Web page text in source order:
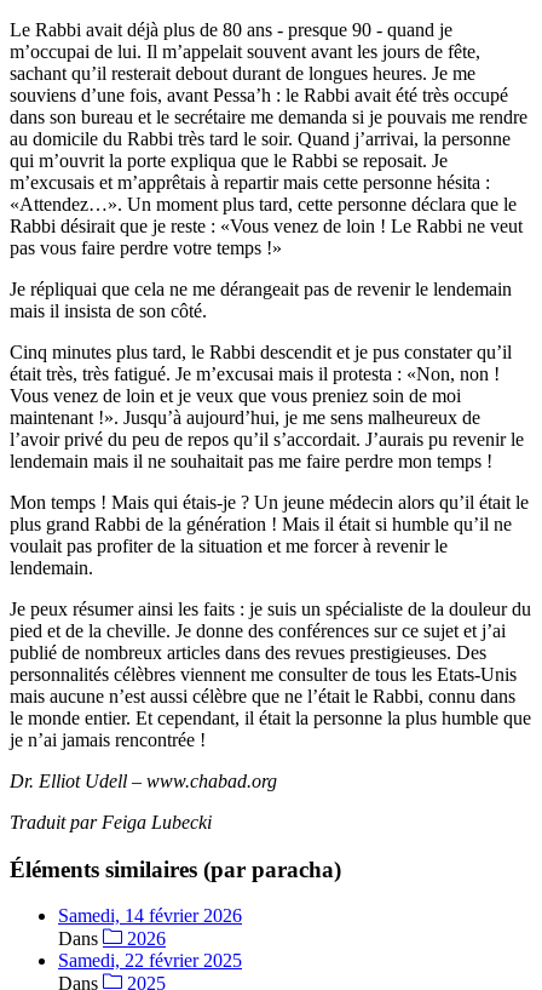
Le Rabbi avait déjà plus de 80 ans - presque 90 - quand je
m’occupai de lui. Il m’appelait souvent avant les jours de fête,
sachant qu’il resterait debout durant de longues heures. Je me
souviens d’une fois, avant Pessa’h : le Rabbi avait été très occupé
dans son bureau et le secrétaire me demanda si je pouvais me rendre
au domicile du Rabbi très tard le soir. Quand j’arrivai, la personne
qui m’ouvrit la porte expliqua que le Rabbi se reposait. Je
m’excusais et m’apprêtais à repartir mais cette personne hésita :
«Attendez…». Un moment plus tard, cette personne déclara que le
Rabbi désirait que je reste : «Vous venez de loin ! Le Rabbi ne veut
pas vous faire perdre votre temps !»
Je répliquai que cela ne me dérangeait pas de revenir le lendemain
mais il insista de son côté.
Cinq minutes plus tard, le Rabbi descendit et je pus constater qu’il
était très, très fatigué. Je m’excusai mais il protesta : «Non, non !
Vous venez de loin et je veux que vous preniez soin de moi
maintenant !». Jusqu’à aujourd’hui, je me sens malheureux de
l’avoir privé du peu de repos qu’il s’accordait. J’aurais pu revenir le
lendemain mais il ne souhaitait pas me faire perdre mon temps !
Mon temps ! Mais qui étais-je ? Un jeune médecin alors qu’il était le
plus grand Rabbi de la génération ! Mais il était si humble qu’il ne
voulait pas profiter de la situation et me forcer à revenir le
lendemain.
Je peux résumer ainsi les faits : je suis un spécialiste de la douleur du
pied et de la cheville. Je donne des conférences sur ce sujet et j’ai
publié de nombreux articles dans des revues prestigieuses. Des
personnalités célèbres viennent me consulter de tous les Etats-Unis
mais aucune n’est aussi célèbre que ne l’était le Rabbi, connu dans
le monde entier. Et cependant, il était la personne la plus humble que
je n’ai jamais rencontrée !
Dr. Elliot Udell – www.chabad.org
Traduit par Feiga Lubecki
Éléments similaires (par paracha)
Samedi, 14 février 2026
Dans
2026
Samedi, 22 février 2025
Dans
2025